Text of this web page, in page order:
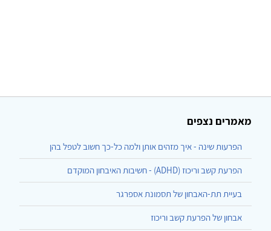
מאמרים נצפים
הפרעות שינה - איך מזהים אותן ולמה כל-כך חשוב לטפל בהן
הפרעת קשב וריכוז (ADHD) - חשיבות האיבחון המוקדם
בעיית תת-האבחון של תסמונת אספרגר
אבחון של הפרעת קשב וריכוז